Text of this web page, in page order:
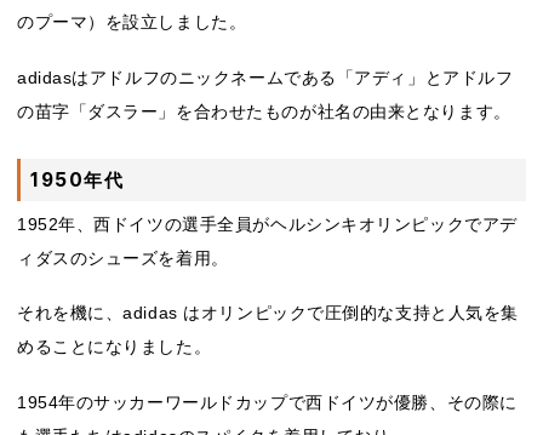
のプーマ）を設立しました。
adidasはアドルフのニックネームである「アディ」とアドルフ
の苗字「ダスラー」を合わせたものが社名の由来となります。
1950年代
1952年、西ドイツの選手全員がヘルシンキオリンピックでアデ
ィダスのシューズを着用。
それを機に、adidas はオリンピックで圧倒的な支持と人気を集
めることになりました。
1954年のサッカーワールドカップで西ドイツが優勝、その際に